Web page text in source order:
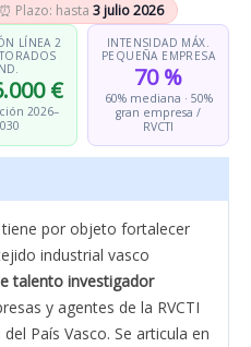
⏰ Plazo: hasta 3 julio 2026
LÍNEA 2
€
2026–
INTENSIDAD MÁX.
PEQUEÑA EMPRESA
70 %
60% mediana · 50%
gran empresa /
RVCTI
tiene por objeto fortalecer
industrial vasco
talento investigador
y agentes de la RVCTI
País Vasco. Se articula en